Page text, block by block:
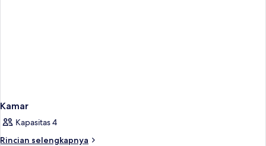
Kamar
Kapasitas 4
Rincian selengkapnya
Rincian